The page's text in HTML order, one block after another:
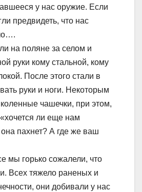
у нас оружие. Если
предвидеть, что нас
на поляне за селом и
руки кому стальной, кому
После этого стали в
руки и ноги. Некоторым
чашечки, при этом,
ли еще нам
пахнет? А где же ваш
мы горько сожалели, что
Всех тяжело раненых и
они добивали у нас